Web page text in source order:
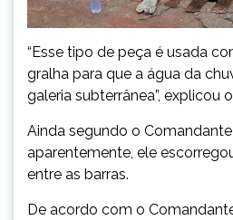
“Esse tipo de peça é usada
gralha para que a água da
galeria subterrânea”, explicou
Ainda segundo o
aparentemente, ele
entre as barras.
De acordo com o